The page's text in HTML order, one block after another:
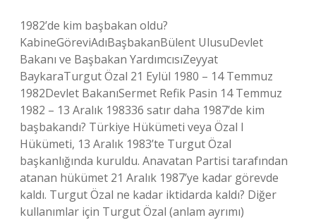
1982’de kim başbakan oldu?
KabineGöreviAdıBaşbakanBülent UlusuDevlet
Bakanı ve Başbakan YardımcısıZeyyat
BaykaraTurgut Özal 21 Eylül 1980 – 14 Temmuz
1982Devlet BakanıSermet Refik Pasin 14 Temmuz
1982 – 13 Aralık 198336 satır daha 1987’de kim
başbakandı? Türkiye Hükümeti veya Özal I
Hükümeti, 13 Aralık 1983’te Turgut Özal
başkanlığında kuruldu. Anavatan Partisi tarafından
atanan hükümet 21 Aralık 1987’ye kadar görevde
kaldı. Turgut Özal ne kadar iktidarda kaldı? Diğer
kullanımlar için Turgut Özal (anlam ayrımı)